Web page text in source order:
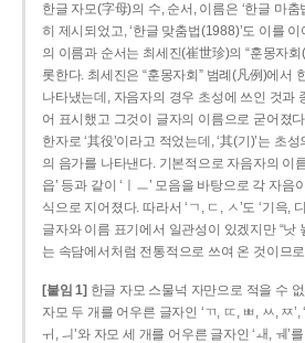
한글 자모(字母)의 수, 순서, 이름은 ‘한글 마
히 제시되었고, ‘한글 맞춤법(1988)’도 이를
의 이름과 순서는 최세진(崔世珍)의 “훈몽자회
롯한다. 최세진은 “훈몽자회” 범례(凡例)에서
나타냈는데, 자음자의 경우 초성에 쓰인 것과
어 표시했고 그것이 글자의 이름으로 굳어졌다
한자로 ‘其役’이라고 적었는데, ‘其(기)’는 초
의 음가를 나타낸다. 기본적으로 자음자의 이
읍’ 등과 같이 ‘ㅣㅡ’ 모음을 바탕으로 각 자음
식으로 지어졌다. 따라서 ‘ㄱ, ㄷ, ㅅ’도 ‘기윽,
글자와 이름 표기에서 일관성이 있겠지만 “낫
는 속담에서처럼 전통적으로 쓰여 온 것이므
[붙임 1] 한글 자모 스물넉 자만으로 적을 수
자모 두 개를 어우른 글자인 ‘ㄲ, ㄸ, ㅃ, ㅆ, ㅉ’,
ㅟ, ㅢ’와 자모 세 개를 어우른 글자인 ‘ㅙ, ㅞ’